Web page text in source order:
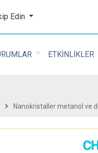
Edin
ETKİNLİKLER
Nanokristaller metanol ve